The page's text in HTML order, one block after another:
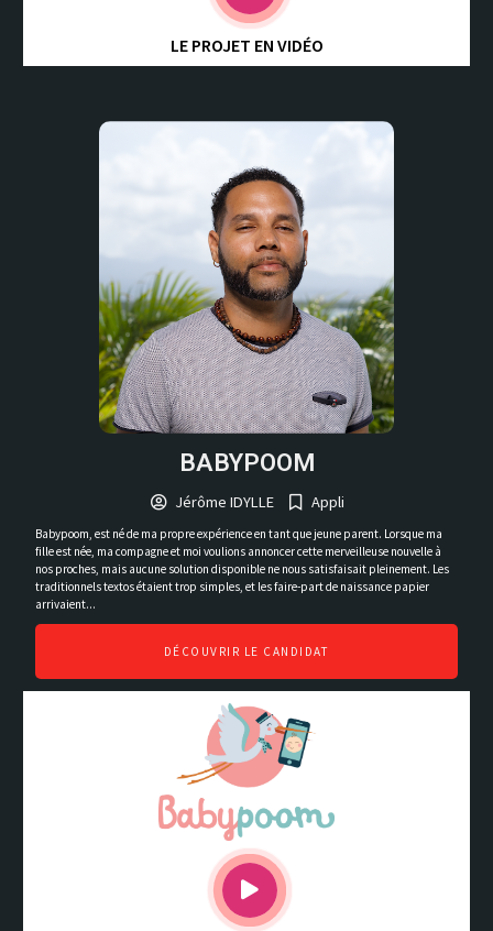
LE PROJET EN VIDÉO
BABYPOOM
Jérôme IDYLLE Appli
Babypoom, est né de ma propre expérience en tant que jeune parent. Lorsque ma
fille est née, ma compagne et moi voulions annoncer cette merveilleuse nouvelle à
nos proches, mais aucune solution disponible ne nous satisfaisait pleinement. Les
traditionnels textos étaient trop simples, et les faire-part de naissance papier
arrivaient...
DÉCOUVRIR LE CANDIDAT